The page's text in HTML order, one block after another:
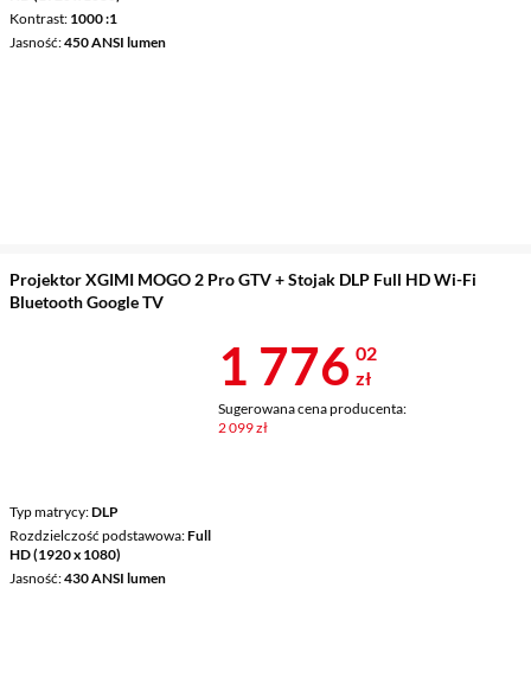
Kontrast 1000 :1
Jasność 450 ANSI lumen
Projektor XGIMI MOGO 2 Pro GTV + Stojak DLP Full HD Wi-Fi
Bluetooth Google TV
Typ matrycy DLP
Rozdzielczość podstawowa Full
HD (1920 x 1080)
Jasność 430 ANSI lumen
Cena 1
1 776 02
zł
Sugerowana cena producenta:
2 099 zł